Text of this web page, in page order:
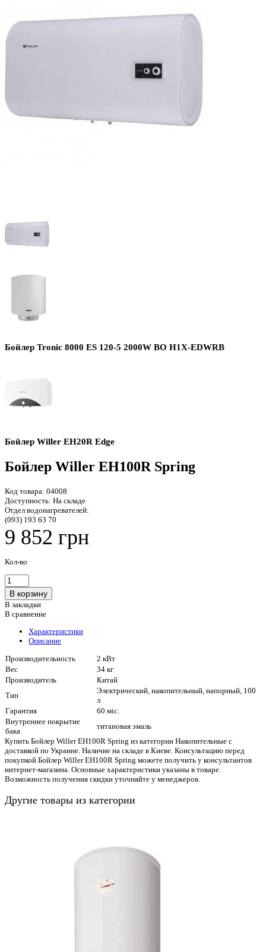
Бойлер Tronic 8000 ES 120-5 2000W BO H1X-EDWRB
Бойлер Willer EH20R Edge
Бойлер Willer EH100R Spring
Код товара: 04008
Доступность: На складе
Отдел водонагревателей:
(093) 193 63 70
9 852 грн
Кол-во
В закладки
В сравнение
Характеристики
Описание
Производительность
2 кВт
Вес
34 кг
Производитель
Китай
Тип
Электрический, накопительный, напорный, 100
л
Гарантия
60 міс.
Внутреннее покрытие
бака
титановая эмаль
Купить Бойлер Willer EH100R Spring из категории Накопительные с
доставкой по Украине. Наличие на складе в Киеве. Консультацию перед
покупкой Бойлер Willer EH100R Spring можете получить у консультантов
интернет-магазина. Основные характеристики указаны в товаре.
Возможность получения скидки уточняйте у менеджеров.
Другие товары из категории